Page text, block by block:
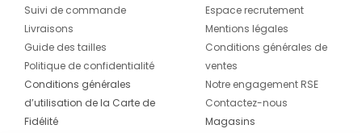
Suivi de commande
Livraisons
Guide des tailles
Politique de confidentialité
Conditions générales
d’utilisation de la Carte de
Fidélité
Espace recrutement
Mentions légales
Conditions générales de
ventes
Notre engagement RSE
Contactez-nous
Magasins